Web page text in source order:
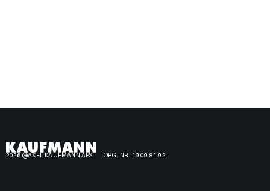
2026 @AXEL KAUFMANN APS ORG. NR. 19 09 81 92